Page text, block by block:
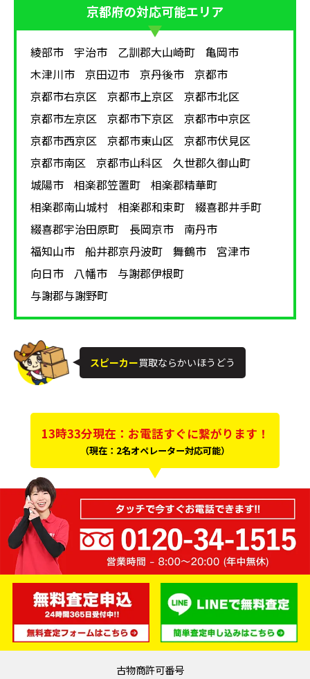
ヤーやアンプなどの周辺機器とあわせてぜひとも査定に
ついてご相談ください。
アイテムの種類
◆JBL 4425 / 4350 / 4344 ◆BOSE
464 / 802Ⅱ ◆Bowers&Wilkins 805
◆PIONEER 3041 / S-3EX ◆YAMAHA NSX-
10000 / NS-2000 / NS-F901 ◆Fostex
GX250MG ◆Klipsch PR-600M ◆Dali
MENTOR MENUET ◆TANNOY LSU /
HF / 3LZG / 8U
買取りスタッフ目線
スピーカー の査定を高くするためには次のポイン
トが重要です。
完動品、動作品
元箱、説明書、証明書などの付属品が揃ってい
ると査定アップ
キズがなく、状態が良好な場合は査定アップ
保管状況が良好な場合は査定アップ
使用頻度が低い場合は査定アップ
各種プレーヤーやアンプなどの周辺機器とセッ
京都府の対応可能エリア
綾部市 宇治市 乙訓郡大山崎町
亀岡市
木津川市
京田辺市 京丹後市
京都市
京都市右京区
京都市上京区
京都市北区
京都市左京区
京都市下京区
京都市中京区
京都市西京区
京都市東山区
京都市伏見区
京都市南区
京都市山科区
久世郡久御山町
城陽市
相楽郡笠置町
相楽郡精華町
相楽郡南山城村
相楽郡和束町
綴喜郡井手町
綴喜郡宇治田原町
長岡京市
南丹市
福知山市
船井郡京丹波町 舞鶴市
宮津市
向日市
八幡市
与謝郡伊根町
与謝郡与謝野町
スピーカー買取ならかいほうどう
13時33分現在：お電話すぐに繋がります！
（現在：2名オペレーター対応可能）
古物商許可番号